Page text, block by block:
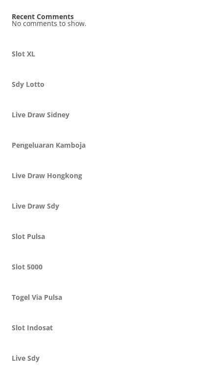
Recent Comments
No comments to show.
Slot XL
Sdy Lotto
Live Draw Sidney
Pengeluaran Kamboja
Live Draw Hongkong
Live Draw Sdy
Slot Pulsa
Slot 5000
Togel Via Pulsa
Slot Indosat
Live Sdy